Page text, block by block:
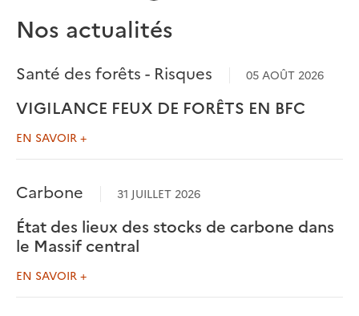
Nos actualités
Santé des forêts - Risques 05 AOÛT 2026
VIGILANCE FEUX DE FORÊTS EN BFC
EN SAVOIR +
Carbone 31 JUILLET 2026
État des lieux des stocks de carbone dans
le Massif central
EN SAVOIR +